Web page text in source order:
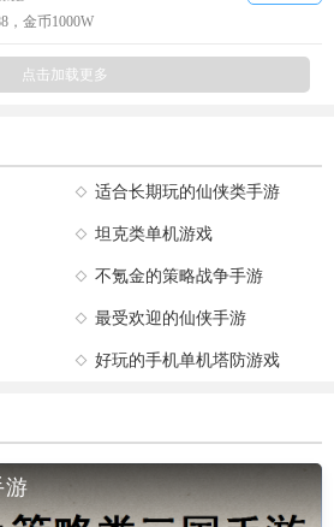
，金币1000W
点击加载更多
适合长期玩的仙侠类手游
坦克类单机游戏
不氪金的策略战争手游
最受欢迎的仙侠手游
好玩的手机单机塔防游戏
游